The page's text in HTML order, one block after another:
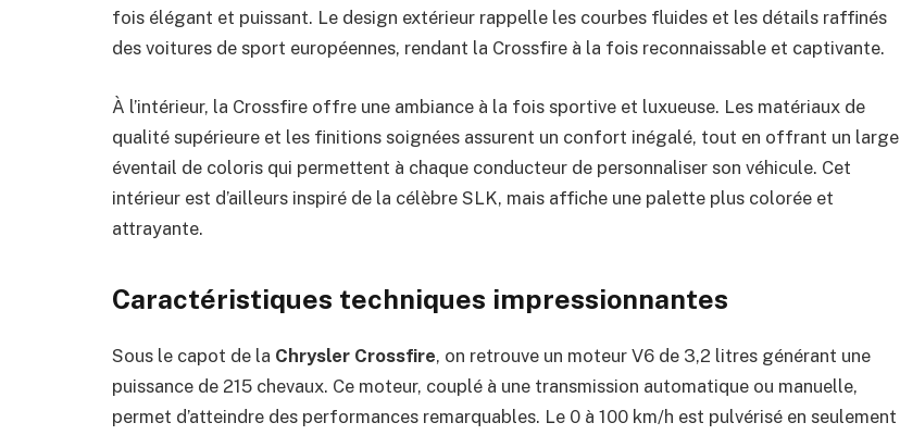
fois élégant et puissant. Le design extérieur rappelle les courbes fluides et les détails raffinés
des voitures de sport européennes, rendant la Crossfire à la fois reconnaissable et captivante.
À l’intérieur, la Crossfire offre une ambiance à la fois sportive et luxueuse. Les matériaux de
qualité supérieure et les finitions soignées assurent un confort inégalé, tout en offrant un large
éventail de coloris qui permettent à chaque conducteur de personnaliser son véhicule. Cet
intérieur est d’ailleurs inspiré de la célèbre SLK, mais affiche une palette plus colorée et
attrayante.
Caractéristiques techniques impressionnantes
Sous le capot de la Chrysler Crossfire, on retrouve un moteur V6 de 3,2 litres générant une
puissance de 215 chevaux. Ce moteur, couplé à une transmission automatique ou manuelle,
permet d’atteindre des performances remarquables. Le 0 à 100 km/h est pulvérisé en seulement